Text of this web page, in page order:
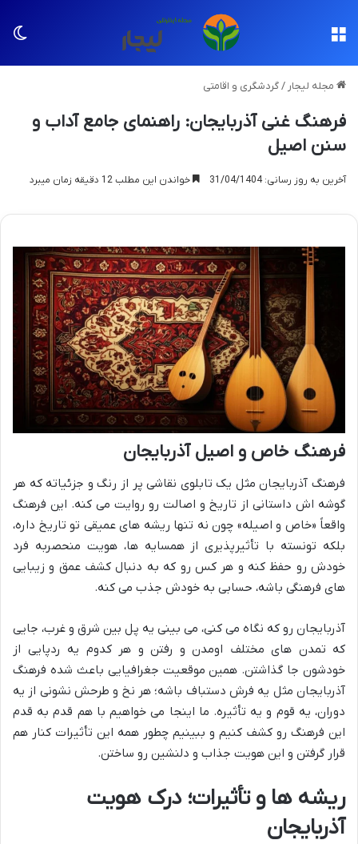
مجله لیجار /گردشگری و اقامتی
فرهنگ غنی آذربایجان: راهنمای جامع آداب و
سنن اصیل
آخرین به روز رسانی: 31/04/1404 خواندن این مطلب 12 دقیقه زمان میبرد
فرهنگ خاص و اصیل آذربایجان
فرهنگ آذربایجان مثل یک تابلوی نقاشی پر از رنگ و جزئیاته که هر
گوشه اش داستانی از تاریخ و اصالت رو روایت می کنه. این فرهنگ
واقعاً «خاص و اصیله» چون نه تنها ریشه های عمیقی تو تاریخ داره،
بلکه تونسته با تأثیرپذیری از همسایه ها، هویت منحصربه فرد
خودش رو حفظ کنه و هر کس رو که به دنبال کشف عمق و زیبایی
های فرهنگی باشه، حسابی به خودش جذب می کنه.
آذربایجان رو که نگاه می کنی، می بینی یه پل بین شرق و غرب، جایی
که تمدن های مختلف اومدن و رفتن و هر کدوم یه ردپایی از
خودشون جا گذاشتن. همین موقعیت جغرافیایی باعث شده فرهنگ
آذربایجان مثل یه فرش دستباف باشه؛ هر نخ و طرحش نشونی از یه
دوران، یه قوم و یه تأثیره. ما اینجا می خواهیم با هم قدم به قدم
این فرهنگ رو کشف کنیم و ببینیم چطور همه این تأثیرات کنار هم
قرار گرفتن و این هویت جذاب و دلنشین رو ساختن.
ریشه ها و تأثیرات؛ درک هویت
آذربایجان